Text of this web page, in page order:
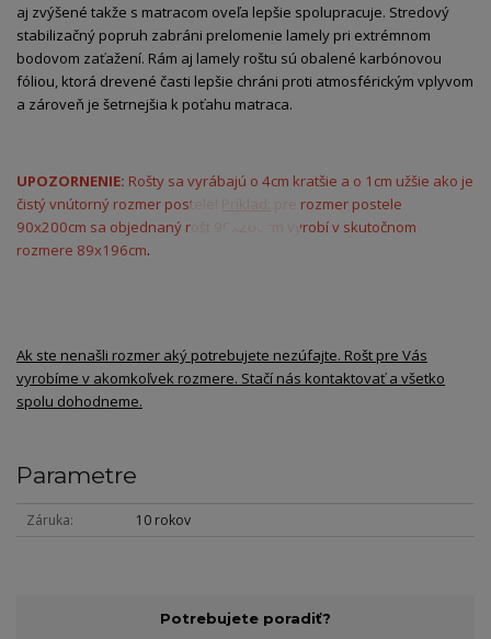
aj zvýšené takže s matracom oveľa lepšie spolupracuje. Stredový
stabilizačný popruh zabráni prelomenie lamely pri extrémnom
bodovom zaťažení. Rám aj lamely roštu sú obalené karbónovou
fóliou, ktorá drevené časti lepšie chráni proti atmosférickým vplyvom
a zároveň je šetrnejšia k poťahu matraca.
UPOZORNENIE: Rošty sa vyrábajú o 4cm kratšie a o 1cm užšie ako je
čistý vnútorný rozmer postele!
pre rozmer postele
90x200cm sa objednaný rošt 90x200cm vyrobí v skutočnom
rozmere 89x196cm.
Ak ste nenašli rozmer aký potrebujete nezúfajte. Rošt pre Vás
vyrobíme v akomkoľvek rozmere. Stačí nás kontaktovať a všetko
spolu dohodneme.
Parametre
Záruka 10 rokov
Potrebujete poradiť?